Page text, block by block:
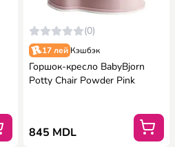
(0)
17 лей Кэшбэк
Горшок-кресло BabyBjorn
Potty Chair Powder Pink
845 MDL